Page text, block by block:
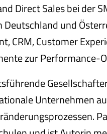
Direct Sales bei der
und
CRM, Customer
zur Performance-
Unternehmen